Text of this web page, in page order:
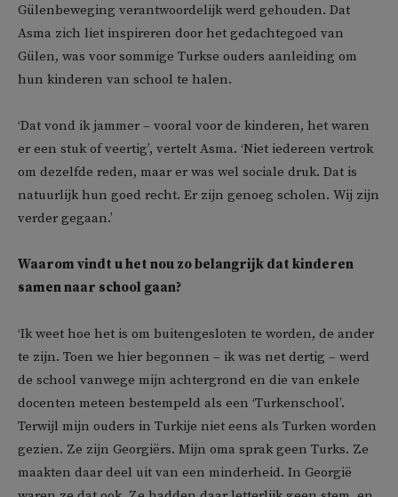
Gülenbeweging verantwoordelijk werd gehouden. Dat
Asma zich liet inspireren door het gedachtegoed van
Gülen, was voor sommige Turkse ouders aanleiding om
hun kinderen van school te halen.
‘Dat vond ik jammer – vooral voor de kinderen, het waren
er een stuk of veertig’, vertelt Asma. ‘Niet iedereen vertrok
om dezelfde reden, maar er was wel sociale druk. Dat is
natuurlijk hun goed recht. Er zijn genoeg scholen. Wij zijn
verder gegaan.’
Waarom vindt u het nou zo belangrijk dat kinderen
samen naar school gaan?
‘Ik weet hoe het is om buitengesloten te worden, de ander
te zijn. Toen we hier begonnen – ik was net dertig – werd
de school vanwege mijn achtergrond en die van enkele
docenten meteen bestempeld als een ‘Turkenschool’.
Terwijl mijn ouders in Turkije niet eens als Turken worden
gezien. Ze zijn Georgiërs. Mijn oma sprak geen Turks. Ze
maakten daar deel uit van een minderheid. In Georgië